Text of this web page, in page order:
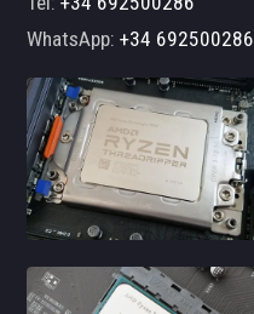
WhatsApp:+34 692500286